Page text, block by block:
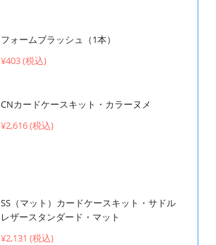
フォームブラッシュ（1本）
¥403 (税込)
CNカードケースキット・カラーヌメ
¥2,616 (税込)
SS（マット）カードケースキット・サドル
レザースタンダード・マット
¥2,131 (税込)